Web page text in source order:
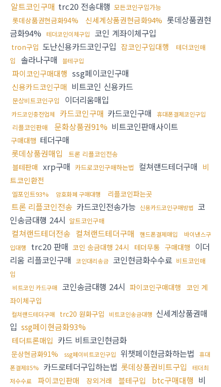
알트코인구매 trc20 전송대행 모든코인구입가능
롯데상품권현금화94% 신세계상품권현금화94% 롯데상품권현
금화94%
테더코인이체구입 코인 계좌이체구입
tron구입 도난신용카드코인구입 잡코인구입대행
테더코인매
입
솔라나구매 블테구입
파이코인구매대행 ssg페이코인구매
신용카드코인구매 비트코인 신용카드
문상비트코인구입 이더리움매입
카드코인충전업체 카드코인구매 카드코인구매 휴대폰결제코인구입
리플코인판매 문화상품권91% 비트코인판매사이트
구매대행 테더구매
롯데상품권매입
트론 리플코인전송
블테판매 xrp구매 카드로코인구매하는법 컬쳐랜드테더구매 비
트코인환전
엘포인트93% 암호화폐 구매대행 리플코인파는곳
트론 리플코인전송 카드코인전송가능 신용카드코인구매방법 코
인송금대행 24시 알트코인구매
컬쳐랜드테더전송 컬쳐랜드테더구매 핸드폰결제매입
바이낸스구
입대행
trc20 판매 코인 송금대행 24시 테더무통 구매대행 이더
리움 리플코인구매
코인대리송금 코인현금화수수료 비트코인매
입
비트코인 카드구매 코인송금대행 24시 파이코인구매대행 코인 계
좌이체구입
컬쳐랜드테더구매 trc20 원화구입 비트코인송금대행 신세계상품권매
입 ssg페이현금화93%
테더트론매입 카드 비트코인현금화
문상현금화91% ssg페이비트코인구입 위챗페이현금화하는법
휴대
폰결제85%
카드로테더구입하는법 롯데상품권비트구입
테더최
저수수료
파이코인판매 장외거래 블테구입 btc구매대행 비